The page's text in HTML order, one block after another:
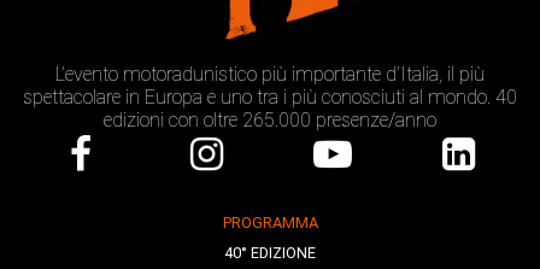
L’evento motoradunistico più importante d’Italia, il più
spettacolare in Europa e uno tra i più conosciuti al mondo. 40
edizioni con oltre 265.000 presenze/anno
PROGRAMMA
40° EDIZIONE